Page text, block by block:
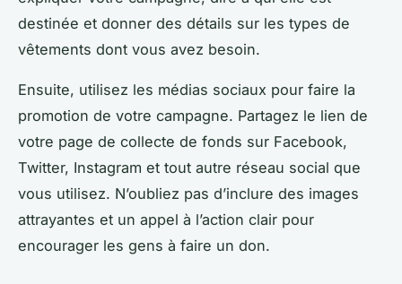
destinée et donner des détails sur les types de
vêtements dont vous avez besoin.
Ensuite, utilisez les médias sociaux pour faire la
promotion de votre campagne. Partagez le lien de
votre page de collecte de fonds sur Facebook,
Twitter, Instagram et tout autre réseau social que
vous utilisez. N’oubliez pas d’inclure des images
attrayantes et un appel à l’action clair pour
encourager les gens à faire un don.